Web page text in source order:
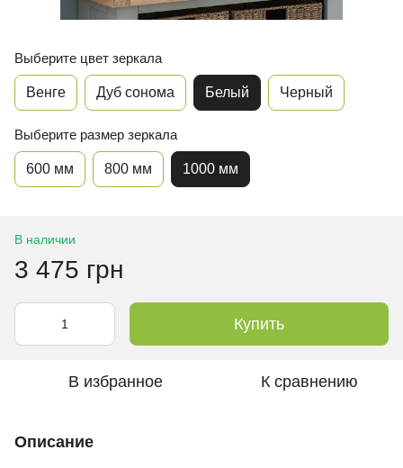
Выберите цвет зеркала
Венге Дуб сонома Белый Черный
Выберите размер зеркала
600 мм 800 мм 1000 мм
В наличии
3 475 грн
Купить
В избранное К сравнению
Описание